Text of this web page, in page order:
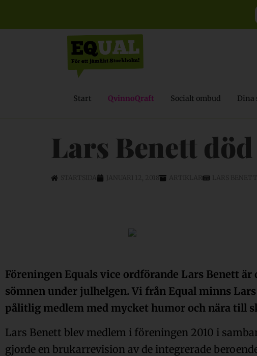
Start QvinnoQraft Socialt ombud Dina
Lars Benett död
STARTSIDA JANUARI 12, 2018 ARTIKLAR LARS BENETT
Föreningen Equals vice ordförande Lars Benett är
sömnen under julhelgen. Vi från Equal minns
pålitlig medlem med mycket humor och nära till
Lars Benett blev medlem i föreningen 2010 i
gjorde en brukarrevision av de integrerade